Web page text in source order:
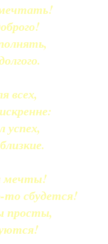
всех,
успех,
мечты!
сбудется!
просты,